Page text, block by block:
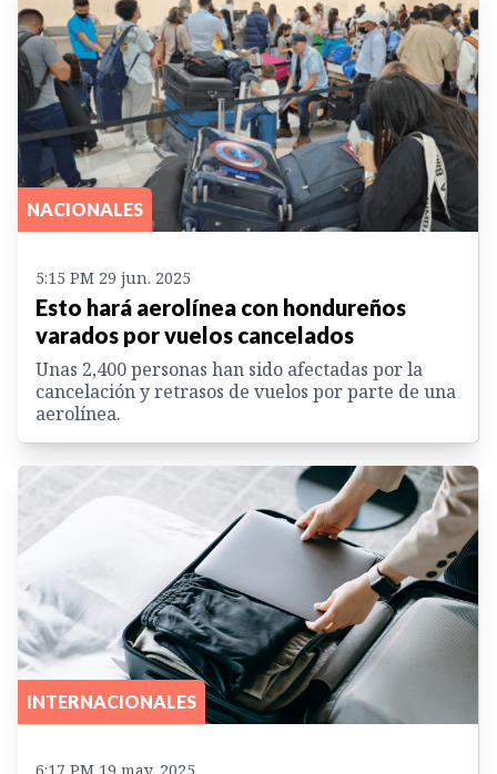
NACIONALES
5:15 PM 29 jun. 2025
Esto hará aerolínea con hondureños
varados por vuelos cancelados
Unas 2,400 personas han sido afectadas por la
cancelación y retrasos de vuelos por parte de una
aerolínea.
INTERNACIONALES